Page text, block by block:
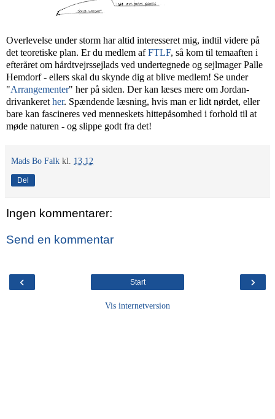
Overlevelse under storm har altid interesseret mig, indtil videre på
det teoretiske plan. Er du medlem afFTLF, så kom til temaaften i
efteråret om hårdtvejrssejlads ved undertegnede og sejlmager Palle
Hemdorf - ellers skal du skynde dig at blive medlem! Se under
"Arrangementer" her på siden. Der kan læses mere om Jordan-
drivankeret her. Spændende læsning, hvis man er lidt nørdet, eller
bare kan fascineres ved menneskets hittepåsomhed i forhold til at
møde naturen - og slippe godt fra det!
Mads Bo Falk kl. 13.12
Del
Ingen kommentarer:
Send en kommentar
‹ ›
Start
Vis internetversion